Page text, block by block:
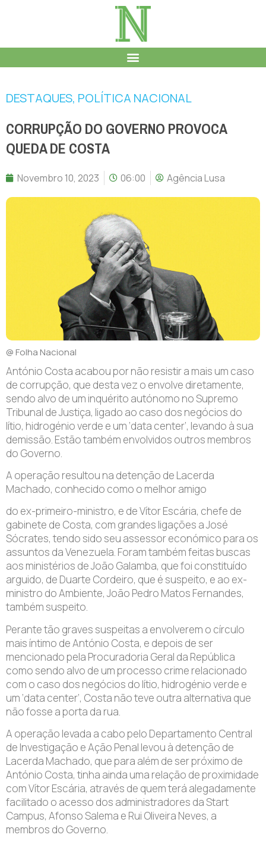
DESTAQUES, POLÍTICA NACIONAL
CORRUPÇÃO DO GOVERNO PROVOCA
QUEDA DE COSTA
Novembro 10, 2023 06:00 Agência Lusa
@ Folha Nacional
António Costa acabou por não resistir a mais um caso
de corrupção, que desta vez o envolve diretamente,
sendo alvo de um inquérito autónomo no Supremo
Tribunal de Justiça, ligado ao caso dos negócios do
lítio, hidrogénio verde e um ‘data center’, levando à sua
demissão. Estão também envolvidos outros membros
do Governo.
A operação resultou na detenção de Lacerda
Machado, conhecido como o melhor amigo
do ex-primeiro-ministro, e de Vítor Escária, chefe de
gabinete de Costa, com grandes ligações a José
Sócrates, tendo sido seu assessor económico para os
assuntos da Venezuela. Foram também feitas buscas
aos ministérios de João Galamba, que foi constituído
arguido, de Duarte Cordeiro, que é suspeito, e ao ex-
ministro do Ambiente, João Pedro Matos Fernandes,
também suspeito.
Perante tão graves suspeitas a envolverem o círculo
mais íntimo de António Costa, e depois de ser
mencionado pela Procuradoria Geral da República
como sendo alvo de um processo crime relacionado
com o caso dos negócios do lítio, hidrogénio verde e
um ‘data center’, Costa não teve outra alternativa que
não fosse a porta da rua.
A operação levada a cabo pelo Departamento Central
de Investigação e Ação Penal levou à detenção de
Lacerda Machado, que para além de ser próximo de
António Costa, tinha ainda uma relação de proximidade
com Vítor Escária, através de quem terá alegadamente
facilitado o acesso dos administradores da Start
Campus, Afonso Salema e Rui Oliveira Neves, a
membros do Governo.